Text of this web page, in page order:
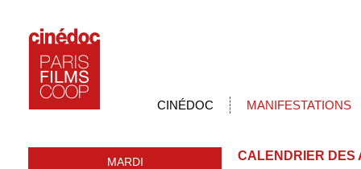
CINÉDOC MANIFESTATIONS
MARDI CALENDRIER DES